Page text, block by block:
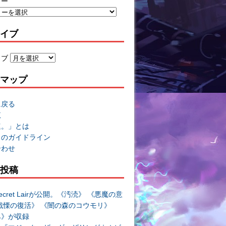
ブ
ップ
る
」とは
ガイドライン
せ
稿
Lairが公開。《汚涜》 《悪魔の意
慄の復活》 《闇の森のコウモリ》
が収録